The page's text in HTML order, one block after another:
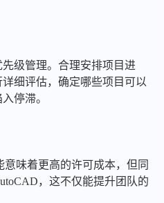
级管理。合理安排项目进
细评估，确定哪些项目可以
停滞。
味着更高的许可成本，但同
，这不仅能提升团队的